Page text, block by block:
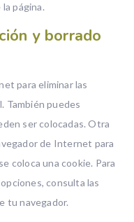
página.
y borrado
para eliminar las
También puedes
ser colocadas. Otra
de Internet para
coloca una cookie. Para
consulta las
tu navegador.